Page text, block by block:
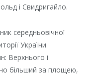
і Свидригайло.
середньовічної
України
Верхнього і
більший за площею,